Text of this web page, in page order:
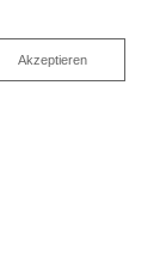
Akzeptieren